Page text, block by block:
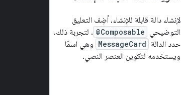
لإنشاء دالة قابلة للإنشاء، أضِف التعليق
التوضيحي @Composable . لتجربة ذلك،
حدد الدالة MessageCard وهي اسمًا
ويستخدمه لتكوين العنصر النصي.